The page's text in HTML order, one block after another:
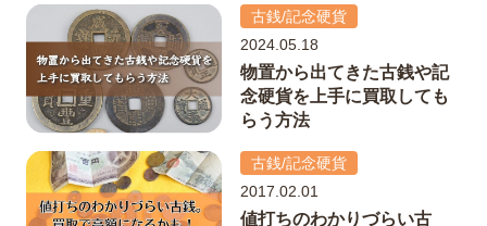
古銭/記念硬貨
2024.05.18
物置から出てきた古銭や記
念硬貨を上手に買取しても
らう方法
古銭/記念硬貨
2017.02.01
値打ちのわかりづらい古